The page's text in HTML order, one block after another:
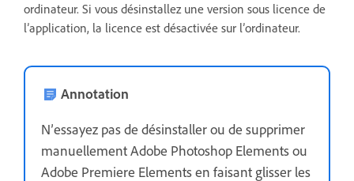
ordinateur. Si vous désinstallez une version sous licence de
l’application, la licence est désactivée sur l’ordinateur.
Annotation
N’essayez pas de désinstaller ou de supprimer
manuellement Adobe Photoshop Elements ou
Adobe Premiere Elements en faisant glisser les